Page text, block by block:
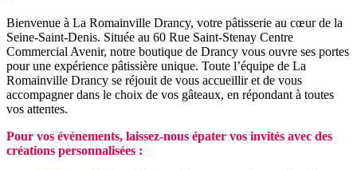
Bienvenue à La Romainville Drancy, votre pâtisserie au cœur de la
Seine-Saint-Denis. Située au 60 Rue Saint-Stenay Centre
Commercial Avenir, notre boutique de Drancy vous ouvre ses portes
pour une expérience pâtissière unique. Toute l’équipe de La
Romainville Drancy se réjouit de vous accueillir et de vous
accompagner dans le choix de vos gâteaux, en répondant à toutes
vos attentes.
Pour vos événements, laissez-nous épater vos invités avec des
créations personnalisées :